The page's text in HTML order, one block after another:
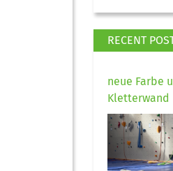
RECENT
neue Farbe
Kletterwand